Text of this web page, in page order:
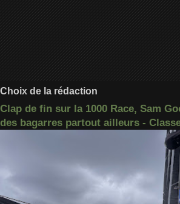
Choix de la rédaction
Clap de fin sur la 1000 Race, Sam
des bagarres partout ailleurs -